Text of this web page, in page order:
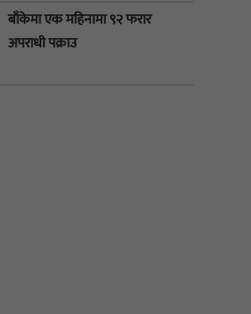
बाँकेमा एक महिनामा ९२ फरार
अपराधी पक्राउ